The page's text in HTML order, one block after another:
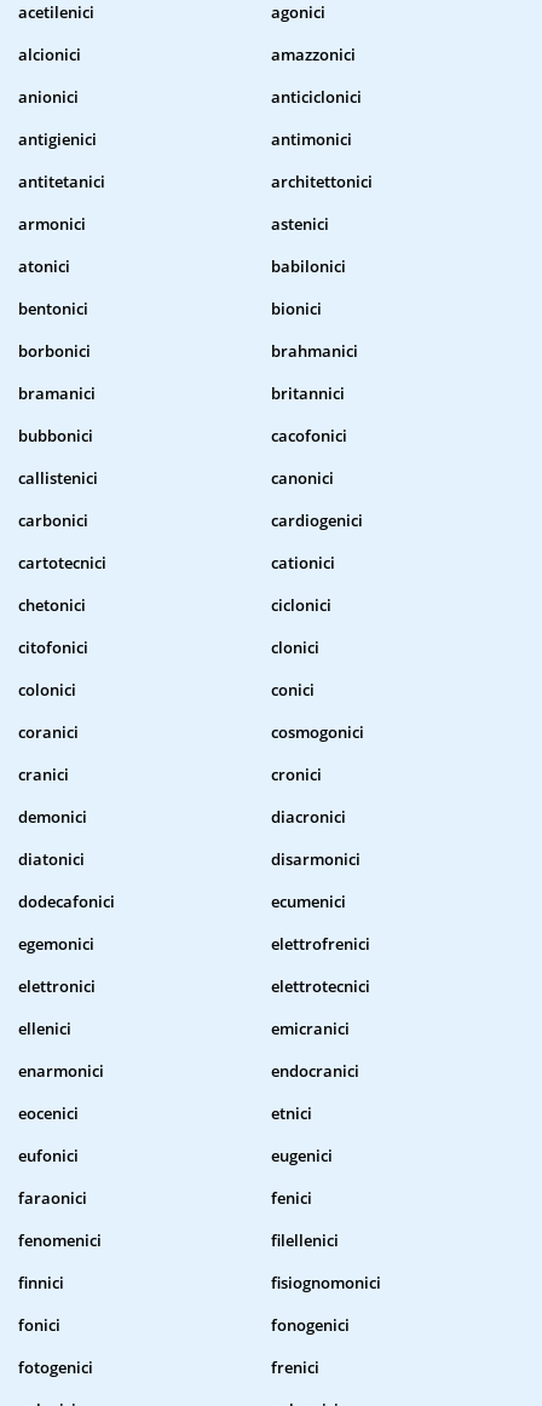
acetilenici
agonici
alcionici
amazzonici
anionici
anticiclonici
antigienici
antimonici
antitetanici
architettonici
armonici
astenici
atonici
babilonici
bentonici
bionici
borbonici
brahmanici
bramanici
britannici
bubbonici
cacofonici
callistenici
canonici
carbonici
cardiogenici
cartotecnici
cationici
chetonici
ciclonici
citofonici
clonici
colonici
conici
coranici
cosmogonici
cranici
cronici
demonici
diacronici
diatonici
disarmonici
dodecafonici
ecumenici
egemonici
elettrofrenici
elettronici
elettrotecnici
ellenici
emicranici
enarmonici
endocranici
eocenici
etnici
eufonici
eugenici
faraonici
fenici
fenomenici
filellenici
finnici
fisiognomonici
fonici
fonogenici
fotogenici
frenici